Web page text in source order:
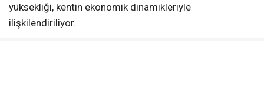
yüksekliği, kentin ekonomik dinamikleriyle
ilişkilendiriliyor.